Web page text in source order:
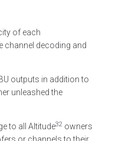
of each
channel decoding and
outputs in addition to
unleashed the
to all Altitude32 owners
or channels to their